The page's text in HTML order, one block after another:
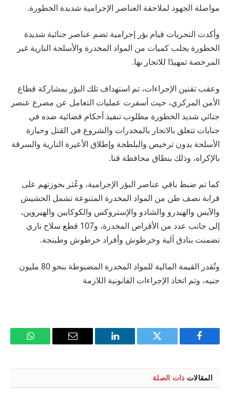
مواصلة الجهود لملاحقة العناصر الإجرامية شديدة الخطورة.
وأكدت التحريات قيام بؤر إجرامية تضم عناصر جنائية شديدة
الخطورة بجلب كميات من المواد المخدرة والأسلحة النارية غير
المرخصة تمهيدًا للاتجار بها.
وعقب تقنين الإجراءات، تم استهداف تلك البؤر بمشاركة قطاع
الأمن المركزي، حيث أسفرت عمليات التعامل عن مصرع عنصر
جنائي شديد الخطورة مطلوب تنفيذ أحكام قضائية ضده في
جنايات تتعلق بالاتجار بالمخدرات والشروع في القتل وحيازة
الأسلحة بدون ترخيص والبلطجة وإطلاق الأعيرة النارية والسرقة
بالإكراه، وذلك بنطاق محافظة قنا.
كما تم ضبط باقي عناصر البؤر الإجرامية، وعُثر بحوزتهم على
قرابة نصف طن من المواد المخدرة المتنوعة تشمل الحشيش
والآيس والهيدرو والشادو والإستروكس والكوكايين والهيروين،
إلى جانب عدد من الأقراص المخدرة، و107 قطع سلاح ناري
تضمنت بنادق آلية وخرطوش وأفراد خرطوش وطبنجة.
وتُقدر القيمة المالية للمواد المخدرة المضبوطة بنحو 80 مليون
جنيه، وتم اتخاذ الإجراءات القانونية اللازمة
فيسبوك تويتر لينكدإن
البريد
واتساب
المقالات ذات الصلة